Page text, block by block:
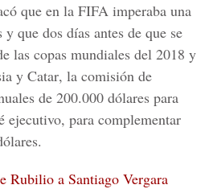
que en la FIFA imperaba una
que dos días antes de que se
las copas mundiales del 2018 y
y Catar, la comisión de
de 200.000 dólares para
ejecutivo, para complementar
Rubilio a Santiago Vergara